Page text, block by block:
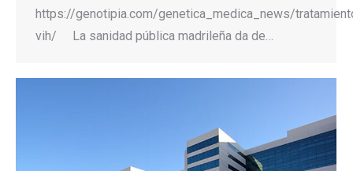
https://genotipia.com/genetica_medica_news/
vih/ La sanidad pública madrileña da de…